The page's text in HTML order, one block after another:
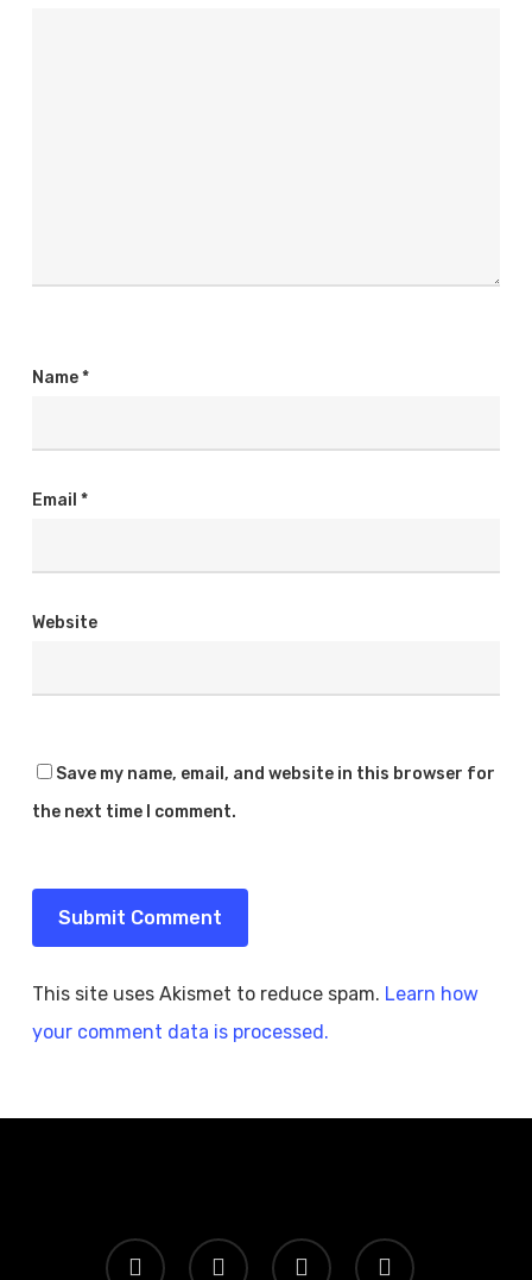
Name*
Email *
Website
Save my name, email, and website in this browser for
the next time I comment.
This site uses Akismet to reduce spam. Learn how
your comment data is processed.
twitter facebook instagram yelp